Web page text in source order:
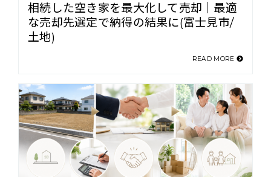
相続した空き家を最大化して売却｜最適
な売却先選定で納得の結果に(富士見市/
土地)
READ MORE